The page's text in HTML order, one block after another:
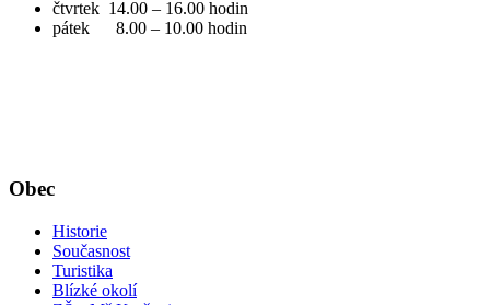
čtvrtek 14.00 – 16.00 hodin
pátek 8.00 – 10.00 hodin
Obec
Historie
Současnost
Turistika
Blízké okolí